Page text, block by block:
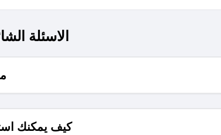
الاسئلة
كيف يمكنك